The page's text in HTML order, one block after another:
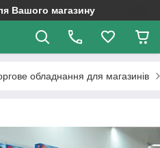
Вашого магазину
обладнання для магазинів